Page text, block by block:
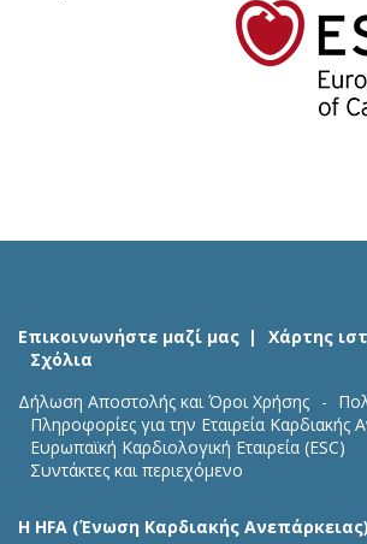
Επικοινωνήστε μαζί μας
Χάρτης
Σχόλια
Δήλωση Αποστολής και Όροι Χρήσης
Πληροφορίες για την Εταιρεία Καρδιακής
Ευρωπαϊκή Καρδιολογική Εταιρεία (ESC)
Συντάκτες και περιεχόμενο
Η HFA (Ένωση Καρδιακής